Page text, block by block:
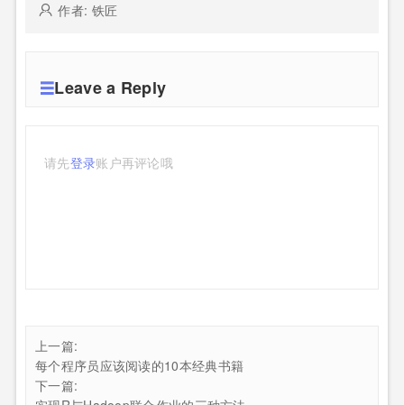
作者: 铁匠
Leave a Reply
请先登录账户再评论哦
上一篇:
每个程序员应该阅读的10本经典书籍
下一篇: